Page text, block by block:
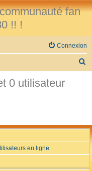
fan
!! !
Connexion
r
c
h
e
0 utilisateur
en ligne